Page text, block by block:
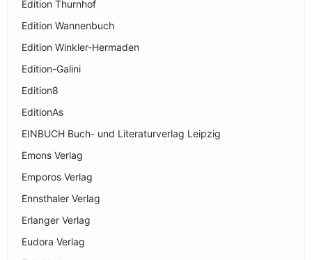
Edition Thurnhof
Edition Wannenbuch
Edition Winkler-Hermaden
Edition-Galini
Edition8
EditionAs
EINBUCH Buch- und Literaturverlag Leipzig
Emons Verlag
Emporos Verlag
Ennsthaler Verlag
Erlanger Verlag
Eudora Verlag